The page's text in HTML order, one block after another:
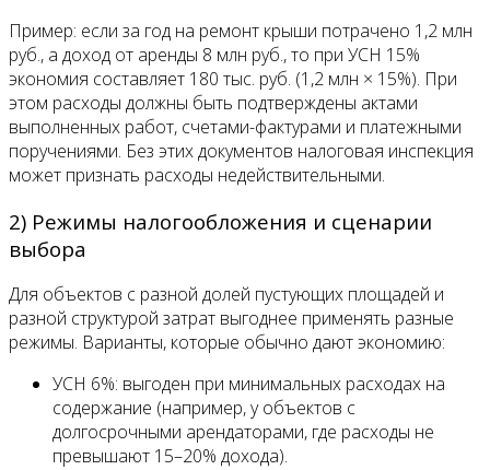
Пример: если за год на ремонт крыши потрачено 1,2 млн
руб., а доход от аренды 8 млн руб., то при УСН 15%
экономия составляет 180 тыс. руб. (1,2 млн × 15%). При
этом расходы должны быть подтверждены актами
выполненных работ, счетами-фактурами и платежными
поручениями. Без этих документов налоговая инспекция
может признать расходы недействительными.
2) Режимы налогообложения и сценарии
выбора
Для объектов с разной долей пустующих площадей и
разной структурой затрат выгоднее применять разные
режимы. Варианты, которые обычно дают экономию:
УСН 6%: выгоден при минимальных расходах на
содержание (например, у объектов с
долгосрочными арендаторами, где расходы не
превышают 15–20% дохода).